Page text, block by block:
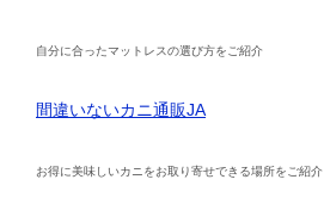
自分に合ったマットレスの選び方をご紹介
間違いないカニ通販JA
お得に美味しいカニをお取り寄せできる場所をご紹介